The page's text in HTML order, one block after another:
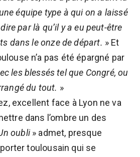
équipe type à qui on a laissé
par là qu’il y a eu peut-être
dans le onze de départ. » Et
n’a pas été épargné par
les blessés tel que Congré, ou
du tout. »
excellent face à Lyon ne va
dans l’ombre un des
oubli» admet, presque
toulousain qui se